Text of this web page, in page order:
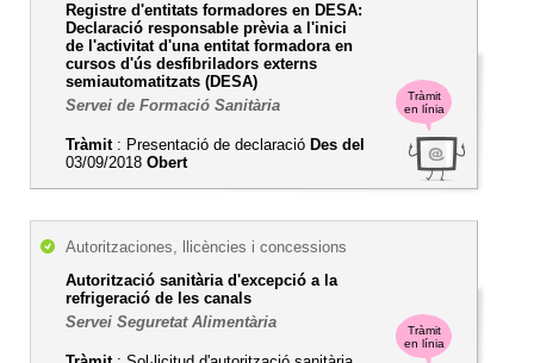
Tràmit
en línia
Registre d'entitats formadores en DESA:
Declaració responsable prèvia a l'inici
de l'activitat d'una entitat formadora en
cursos d'ús desfibriladors externs
semiautomatitzats (DESA)
Servei de Formació Sanitària
Tràmit: Presentació de declaració Des del
03/09/2018 Obert
Tràmit
en línia
Autoritzaciones, llicències i concessions
Autorització sanitària d'excepció a la
refrigeració de les canals
Servei Seguretat Alimentària